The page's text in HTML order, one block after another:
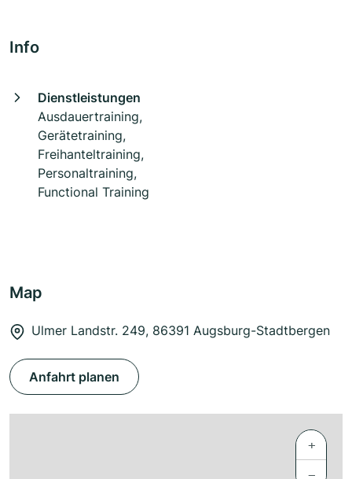
Info
Dienstleistungen
Ausdauertraining,
Gerätetraining,
Freihanteltraining,
Personaltraining,
Functional Training
Map
Ulmer Landstr. 249, 86391 Augsburg-Stadtbergen
Anfahrt planen
+
−